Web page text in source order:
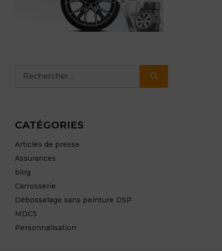
CATÉGORIES
Articles de presse
Assurances
blog
Carrosserie
Débosselage sans peinture DSP
MDCS
Personnalisation